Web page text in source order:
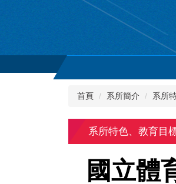
內
首頁 系所簡介 系所
系所特色、教育目
國立體